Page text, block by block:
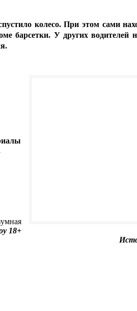
колесо. При этом сами
барсетки. У других
18+